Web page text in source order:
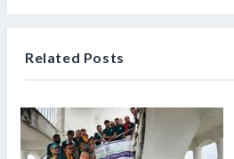
Related Posts